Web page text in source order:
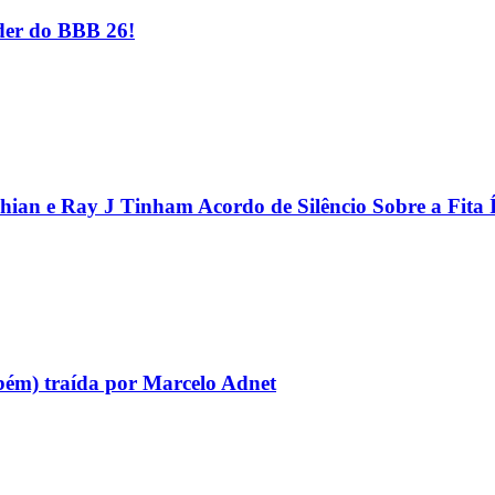
do BBB 26!
e Ray J Tinham Acordo de Silêncio Sobre a Fita
traída por Marcelo Adnet